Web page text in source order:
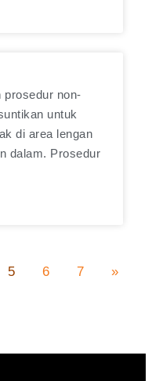
prosedur non-
untuk
di area lengan
dalam. Prosedur
5 6 7 »